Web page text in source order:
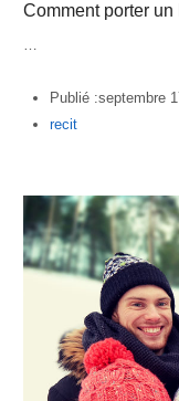
Comment porter
…
Publié :septembre
Author
recit